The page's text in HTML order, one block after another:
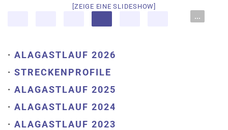
[ZEIGE EINE SLIDESHOW]
...
· ALAGASTLAUF 2026
· STRECKENPROFILE
· ALAGASTLAUF 2025
· ALAGASTLAUF 2024
· ALAGASTLAUF 2023